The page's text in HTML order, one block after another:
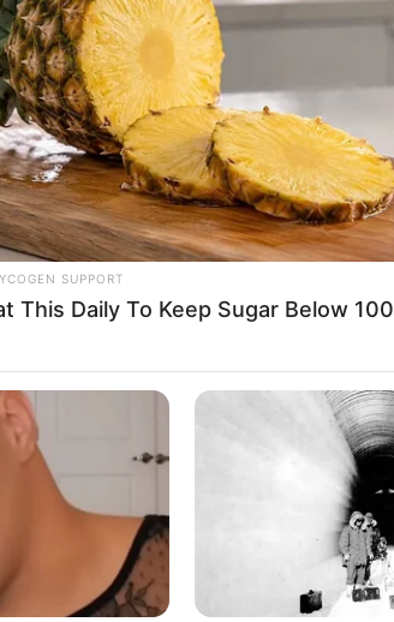
SUPPORT
This Daily To Keep Sugar Below 100